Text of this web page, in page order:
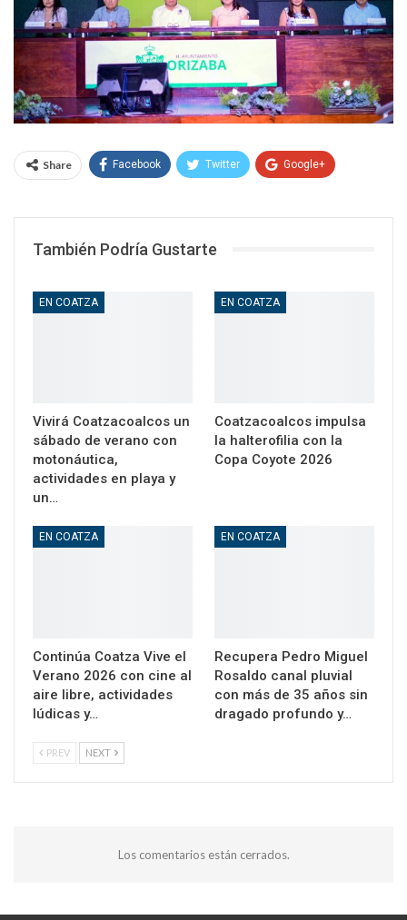
Share Facebook Twitter Google+
También Podría Gustarte
EN COATZA
Vivirá Coatzacoalcos un
sábado de verano con
motonáutica,
actividades en playa y
un…
EN COATZA
Coatzacoalcos impulsa
la halterofilia con la
Copa Coyote 2026
EN COATZA
Continúa Coatza Vive el
Verano 2026 con cine al
aire libre, actividades
lúdicas y…
EN COATZA
Recupera Pedro Miguel
Rosaldo canal pluvial
con más de 35 años sin
dragado profundo y…
PREV NEXT
Los comentarios están cerrados.